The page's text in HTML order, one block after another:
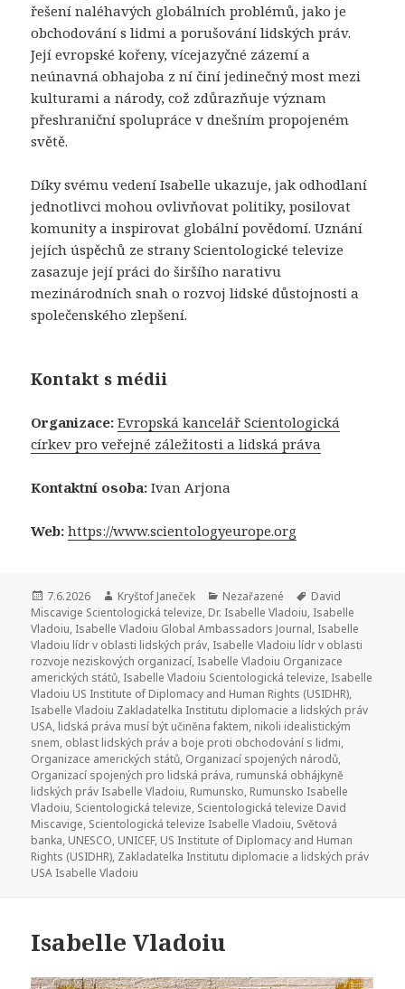
řešení naléhavých globálních problémů, jako je
obchodování s lidmi a porušování lidských práv.
Její evropské kořeny, vícejazyčné zázemí a
neúnavná obhajoba z ní činí jedinečný most mezi
kulturami a národy, což zdůrazňuje význam
přeshraniční spolupráce v dnešním propojeném
světě.
Díky svému vedení Isabelle ukazuje, jak odhodlaní
jednotlivci mohou ovlivňovat politiky, posilovat
komunity a inspirovat globální povědomí. Uznání
jejích úspěchů ze strany Scientologické televize
zasazuje její práci do širšího narativu
mezinárodních snah o rozvoj lidské důstojnosti a
společenského zlepšení.
Kontakt s médii
Organizace: Evropská kancelář Scientologická
církev pro veřejné záležitosti a lidská práva
Kontaktní osoba: Ivan Arjona
Web: https://www.scientologyeurope.org
Publikováno:
7.6.2026 Autor:
Kryštof Janeček Rubriky:
Nezařazené Štítky:
David
Miscavige Scientologická televize, Dr. Isabelle Vladoiu, Isabelle
Vladoiu, Isabelle Vladoiu Global Ambassadors Journal, Isabelle
Vladoiu lídr v oblasti lidských práv, Isabelle Vladoiu lídr v oblasti
rozvoje neziskových organizací, Isabelle Vladoiu Organizace
amerických států, Isabelle Vladoiu Scientologická televize, Isabelle
Vladoiu US Institute of Diplomacy and Human Rights (USIDHR),
Isabelle Vladoiu Zakladatelka Institutu diplomacie a lidských práv
USA, lidská práva musí být učiněna faktem, nikoli idealistickým
snem, oblast lidských práv a boje proti obchodování s lidmi,
Organizace amerických států, Organizací spojených národů,
Organizací spojených pro lidská práva, rumunská obhájkyně
lidských práv Isabelle Vladoiu, Rumunsko, Rumunsko Isabelle
Vladoiu, Scientologická televize, Scientologická televize David
Miscavige, Scientologická televize Isabelle Vladoiu, Světová
banka, UNESCO, UNICEF, US Institute of Diplomacy and Human
Rights (USIDHR), Zakladatelka Institutu diplomacie a lidských práv
USA Isabelle Vladoiu
Isabelle Vladoiu